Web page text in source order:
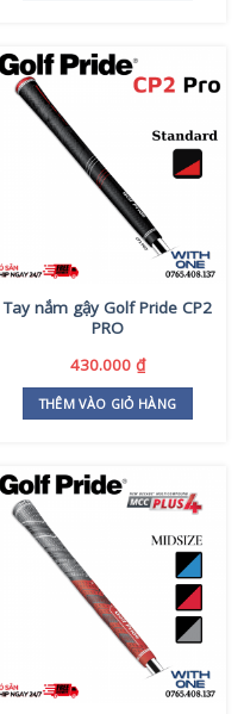
Tay nắm gậy Golf Pride CP2
PRO
430.000 ₫
THÊM VÀO GIỎ HÀNG